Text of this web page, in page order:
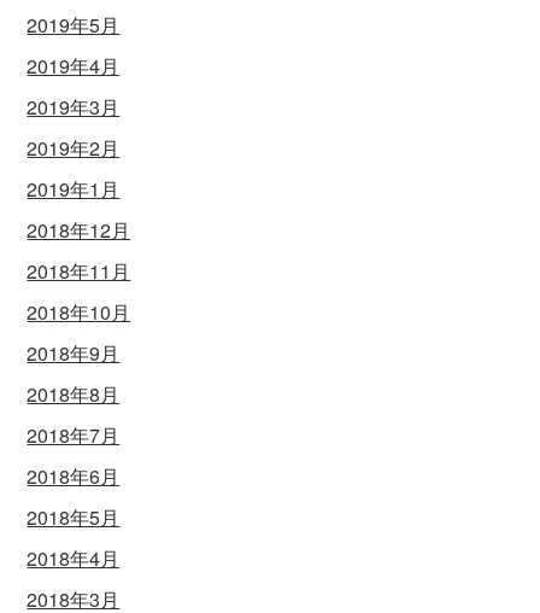
2019年5月
2019年4月
2019年3月
2019年2月
2019年1月
2018年12月
2018年11月
2018年10月
2018年9月
2018年8月
2018年7月
2018年6月
2018年5月
2018年4月
2018年3月